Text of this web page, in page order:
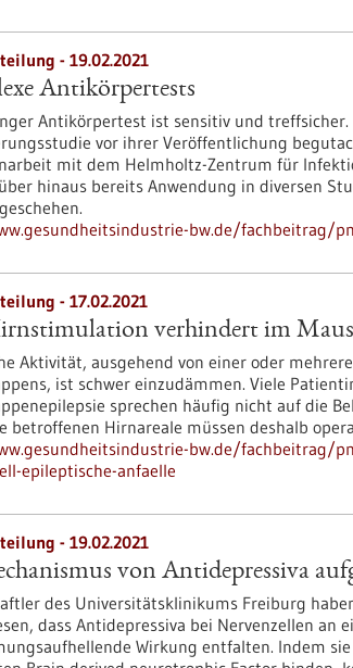
- 19.02.2021
Antikörpertests
Antikörpertest ist sensitiv und
vor ihrer Veröffentlichung
mit dem Helmholtz-Zentrum für
hinaus bereits Anwendung in diversen
bw.de/fachbeitrag/
- 17.02.2021
verhindert im
Aktivität, ausgehend von einer oder
ist schwer einzudämmen. Viele
sprechen häufig nicht auf die
betroffenen Hirnareale müssen deshalb
bw.de/fachbeitrag/
epileptische-anfaelle
- 19.02.2021
von Antidepressiva
des Universitätsklinikums Freiburg
dass Antidepressiva bei Nervenzellen
Wirkung entfalten. Indem